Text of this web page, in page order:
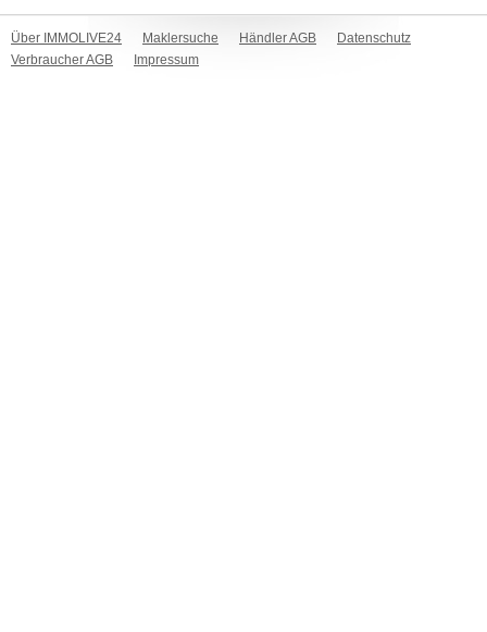
Über IMMOLIVE24 Maklersuche Händler AGB
Datenschutz
Verbraucher AGB
Impressum